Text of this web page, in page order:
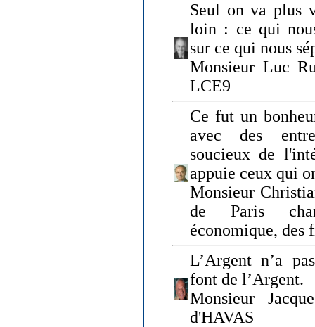
Seul on va plus
loin : ce qui
sur ce qui nous
Monsieur Luc
LCE9
Ce fut un
avec des
soucieux de
appuie ceux qui
Monsieur
de Paris
économique, des
L’Argent n’a
font de l’Argent.
Monsieur
d'HAVAS